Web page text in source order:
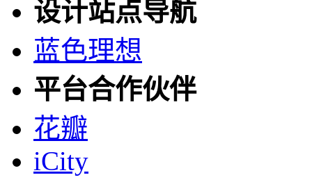
设计站点导航
蓝色理想
平台合作伙伴
花瓣
iCity